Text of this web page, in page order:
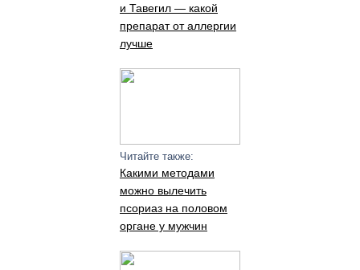
и Тавегил — какой
препарат от аллергии
лучше
Читайте также:
Какими методами
можно вылечить
псориаз на половом
органе у мужчин